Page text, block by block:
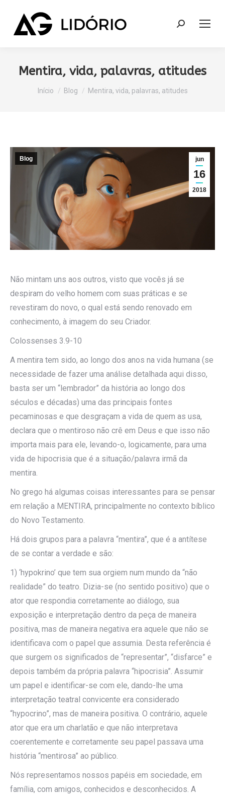
Search:
Mentira, vida, palavras, atitudes
Você está aqui:
Início Blog Mentira, vida, palavras, atitudes
jun
16
2018
Blog
Não mintam uns aos outros, visto que vocês já se
despiram do velho homem com suas práticas e se
revestiram do novo, o qual está sendo renovado em
conhecimento, à imagem do seu Criador.
Colossenses 3.9-10
A mentira tem sido, ao longo dos anos na vida humana (se
necessidade de fazer uma análise detalhada aqui disso,
basta ser um “lembrador” da história ao longo dos
séculos e décadas) uma das principais fontes
pecaminosas e que desgraçam a vida de quem as usa,
declara que o mentiroso não crê em Deus e que isso não
importa mais para ele, levando-o, logicamente, para uma
vida de hipocrisia que é a situação/palavra irmã da
mentira.
No grego há algumas coisas interessantes para se pensar
em relação a MENTIRA, principalmente no contexto bíblico
do Novo Testamento.
Há dois grupos para a palavra “mentira”, que é a antítese
de se contar a verdade e são:
1) ‘hypokrino’ que tem sua orgiem num mundo da “não
realidade” do teatro. Dizia-se (no sentido positivo) que o
ator que respondia corretamente ao diálogo, sua
exposição e interpretação dentro da peça de maneira
positiva, mas de maneira negativa era aquele que não se
identificava com o papel que assumia. Desta referência é
que surgem os significados de “representar”, “disfarce” e
depois também da própria palavra “hipocrisia”. Assumir
um papel e identificar-se com ele, dando-lhe uma
interpretação teatral convicente era considerado
“hypocrino”, mas de maneira positiva. O contrário, aquele
ator que era um charlatão e que não interpretava
coerentemente e corretamente seu papel passava uma
história “mentirosa” ao público.
Nós representamos nossos papéis em sociedade, em
família, com amigos, conhecidos e desconhecidos. A